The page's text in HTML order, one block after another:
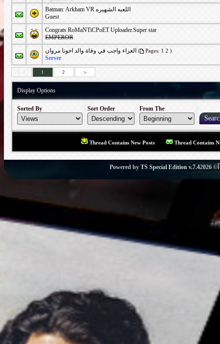
Batman: Arkham VR اللعبه الشهيره
Guest
Congrats RoMaNTiCPoET Uploader.Super star
EMPEROR
العزاء واجب في وفاة والد اخونا مروان ( Pages: 1 2 )
Server
1 - 2 1 2 >
Display Options
Sorted By Sort Order From The
Thread Contains New Posts Thread Contains
Powered by TS Special Edition v.7.4